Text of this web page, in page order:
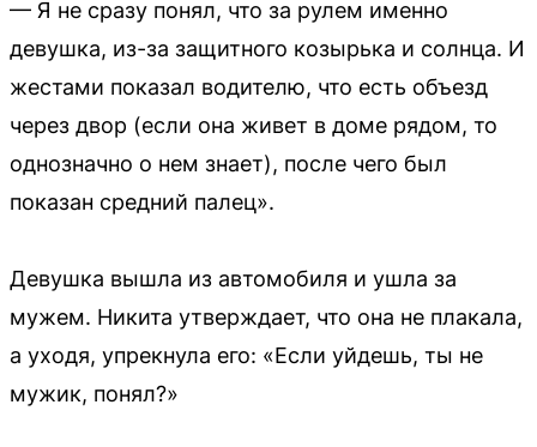
— Я не сразу понял, что за рулем именно
девушка, из-за защитного козырька и солнца. И
жестами показал водителю, что есть объезд
через двор (если она живет в доме рядом, то
однозначно о нем знает), после чего был
показан средний палец».
Девушка вышла из автомобиля и ушла за
мужем. Никита утверждает, что она не плакала,
а уходя, упрекнула его: «Если уйдешь, ты не
мужик, понял?»